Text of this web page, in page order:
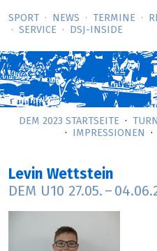
SPORT NEWS TERMINE
SERVICE
DSJ-­INSIDE
DEM 2023 STARTSEITE
IMPRESSIONEN
Levin Wettstein
DEM U10 27.05. –